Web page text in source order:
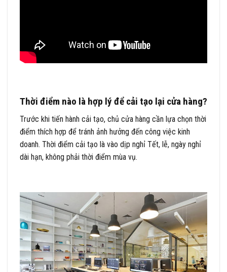
Thời điểm nào là hợp lý để cải tạo lại cửa hàng?
Trước khi tiến hành cải tạo, chủ cửa hàng cần lựa chọn thời
điểm thích hợp để tránh ảnh hưởng đến công việc kinh
doanh. Thời điểm cải tạo là vào dịp nghỉ Tết, lễ, ngày nghỉ
dài hạn, không phải thời điểm mùa vụ.